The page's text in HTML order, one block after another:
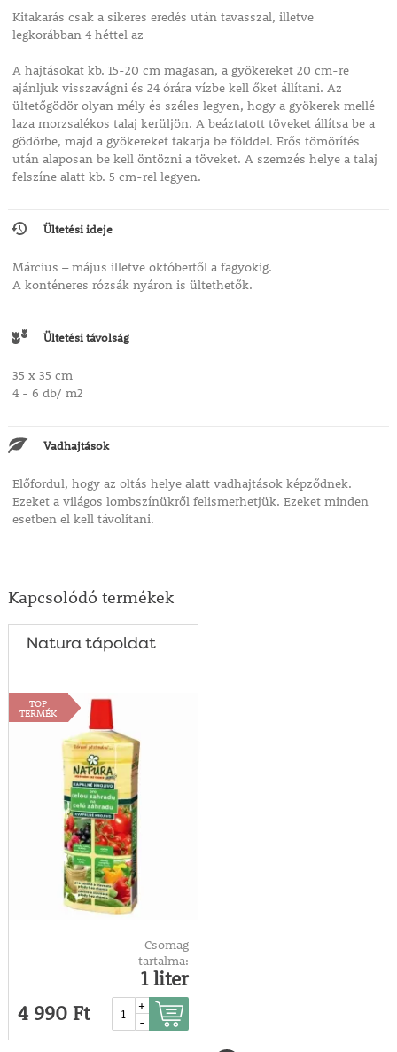
Kitakarás csak a sikeres eredés után tavasszal, illetve
legkorábban 4 héttel az
A hajtásokat kb. 15-20 cm magasan, a gyökereket 20 cm-re
ajánljuk visszavágni és 24 órára vízbe kell őket állítani. Az
ültetőgödör olyan mély és széles legyen, hogy a gyökerek mellé
laza morzsalékos talaj kerüljön. A beáztatott töveket állítsa be a
gödörbe, majd a gyökereket takarja be földdel. Erős tömörítés
után alaposan be kell öntözni a töveket. A szemzés helye a talaj
felszíne alatt kb. 5 cm-rel legyen.
Ültetési ideje
Március – május illetve októbertől a fagyokig.
A konténeres rózsák nyáron is ültethetők.
Ültetési távolság
35 x 35 cm
4 - 6 db/ m2
Vadhajtások
Előfordul, hogy az oltás helye alatt vadhajtások képződnek.
Ezeket a világos lombszínükről felismerhetjük. Ezeket minden
esetben el kell távolítani.
Kapcsolódó termékek
Natura tápoldat
TOP
TERMÉK
Csomag
tartalma:
1 liter
4 990 Ft
+
-